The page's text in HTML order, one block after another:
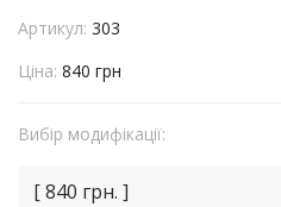
Артикул: 303
Ціна: 840 грн
Вибір модифікації:
[ 840 грн. ]